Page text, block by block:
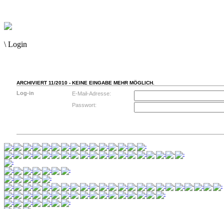
\ Login
ARCHIVIERT 11/2010 - KEINE EINGABE MEHR MÖGLICH.
Log-in
E-Mail-Adresse:
Passwort: